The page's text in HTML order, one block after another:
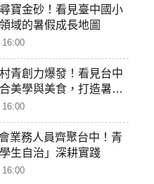
寶金砂！看見臺中國小
域的暑假成長地圖
16:00
青創力爆發！看見台中
美學與美食，打造暑假
聚落
16:00
業務人員齊聚台中！青
生自治」深耕實踐
16:00